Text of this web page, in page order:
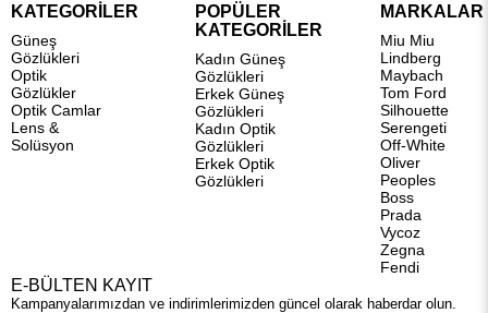
KATEGORİLER
Güneş
Gözlükleri
Optik
Gözlükler
Optik Camlar
Lens &
Solüsyon
POPÜLER
KATEGORİLER
Kadın Güneş
Gözlükleri
Erkek Güneş
Gözlükleri
Kadın Optik
Gözlükleri
Erkek Optik
Gözlükleri
MARKALAR
Miu Miu
Lindberg
Maybach
Tom Ford
Silhouette
Serengeti
Off-White
Oliver
Peoples
Boss
Prada
Vycoz
Zegna
Fendi
E-BÜLTEN KAYIT
Kampanyalarımızdan ve indirimlerimizden güncel olarak haberdar olun.